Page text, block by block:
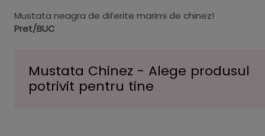
Mustata neagra de diferite marimi de chinez!
Pret/BUC
Mustata Chinez - Alege produsul
potrivit pentru tine